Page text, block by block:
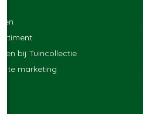
bij Tuincollectie
marketing